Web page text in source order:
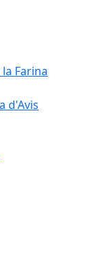
Farina
d'Avis